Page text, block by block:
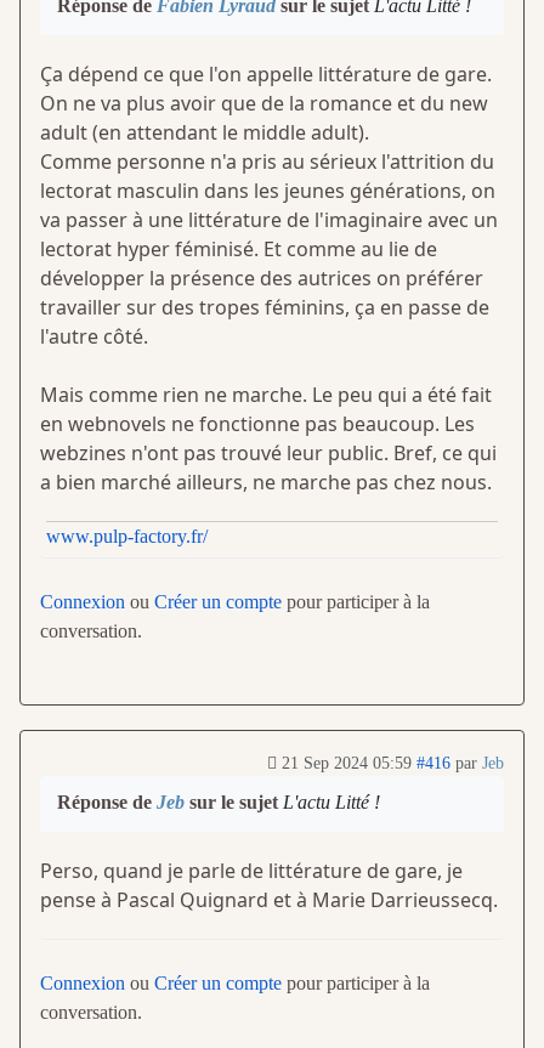
Réponse de Fabien Lyraud sur le sujet L'actu Litté !
Ça dépend ce que l'on appelle littérature de gare.
On ne va plus avoir que de la romance et du new
adult (en attendant le middle adult).
Comme personne n'a pris au sérieux l'attrition du
lectorat masculin dans les jeunes générations, on
va passer à une littérature de l'imaginaire avec un
lectorat hyper féminisé. Et comme au lie de
développer la présence des autrices on préférer
travailler sur des tropes féminins, ça en passe de
l'autre côté.
Mais comme rien ne marche. Le peu qui a été fait
en webnovels ne fonctionne pas beaucoup. Les
webzines n'ont pas trouvé leur public. Bref, ce qui
a bien marché ailleurs, ne marche pas chez nous.
www.pulp-factory.fr/
Connexion ou Créer un compte pour participer à la
conversation.
21 Sep 2024 05:59 #416 par Jeb
Réponse de Jeb sur le sujet L'actu Litté !
Perso, quand je parle de littérature de gare, je
pense à Pascal Quignard et à Marie Darrieussecq.
Connexion ou Créer un compte pour participer à la
conversation.